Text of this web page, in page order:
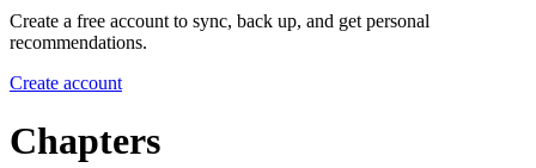
Create a free account to sync, back up, and get personal
recommendations.
Create account
Chapters